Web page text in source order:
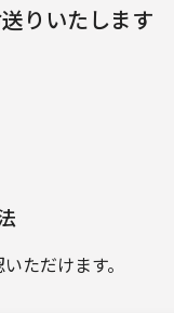
りいたします
ただけます。